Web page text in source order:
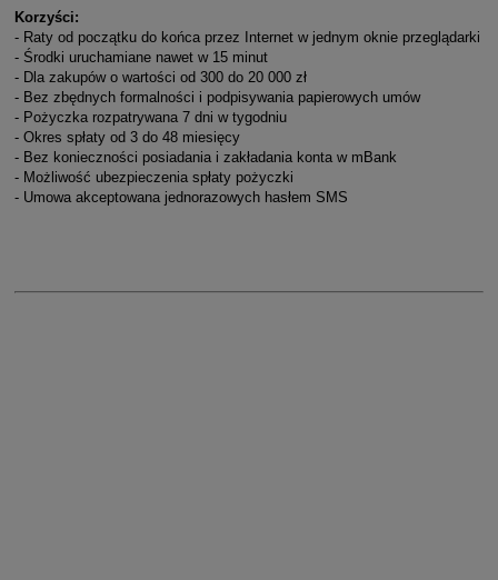
Korzyści:
- Raty od początku do końca przez Internet w jednym oknie przeglądarki
- Środki uruchamiane nawet w 15 minut
- Dla zakupów o wartości od 300 do 20 000 zł
- Bez zbędnych formalności i podpisywania papierowych umów
- Pożyczka rozpatrywana 7 dni w tygodniu
- Okres spłaty od 3 do 48 miesięcy
- Bez konieczności posiadania i zakładania konta w mBank
- Możliwość ubezpieczenia spłaty pożyczki
- Umowa akceptowana jednorazowych hasłem SMS